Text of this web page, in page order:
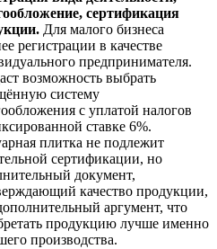
сертификация
Для малого бизнеса
регистрации в качестве
предпринимателя.
возможность выбрать
систему
с уплатой налогов
ставке 6%.
плитка не подлежит
сертификации, но
документ,
качество продукции,
аргумент, что
продукцию лучше именно
производства.